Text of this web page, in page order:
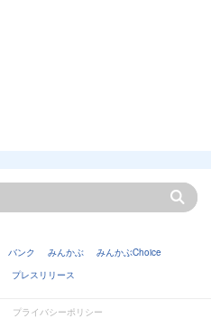
バンク みんかぶ
みんかぶChoice
プレスリリース
プライバシーポリシー